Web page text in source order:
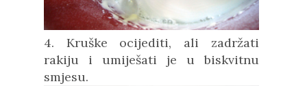
4. Kruške ocijediti, ali zadržati
rakiju i umiješati je u biskvitnu
smjesu.